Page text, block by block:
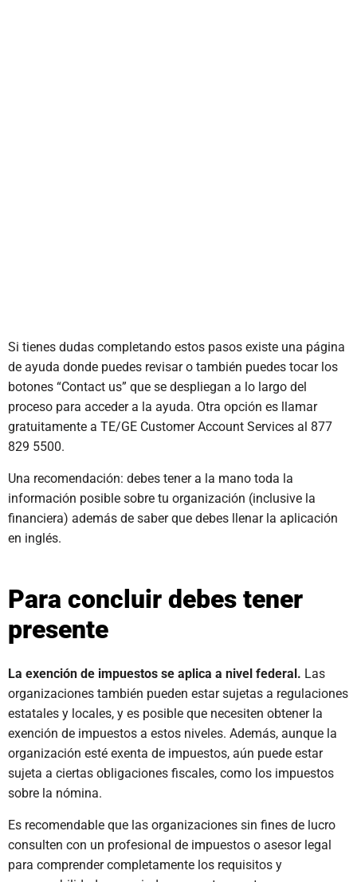
Si tienes dudas completando estos pasos existe una página
de ayuda donde puedes revisar o también puedes tocar los
botones “Contact us” que se despliegan a lo largo del
proceso para acceder a la ayuda. Otra opción es llamar
gratuitamente a TE/GE Customer Account Services al 877
829 5500.
Una recomendación: debes tener a la mano toda la
información posible sobre tu organización (inclusive la
financiera) además de saber que debes llenar la aplicación
en inglés.
Para concluir debes tener
presente
La exención de impuestos se aplica a nivel federal. Las
organizaciones también pueden estar sujetas a regulaciones
estatales y locales, y es posible que necesiten obtener la
exención de impuestos a estos niveles. Además, aunque la
organización esté exenta de impuestos, aún puede estar
sujeta a ciertas obligaciones fiscales, como los impuestos
sobre la nómina.
Es recomendable que las organizaciones sin fines de lucro
consulten con un profesional de impuestos o asesor legal
para comprender completamente los requisitos y